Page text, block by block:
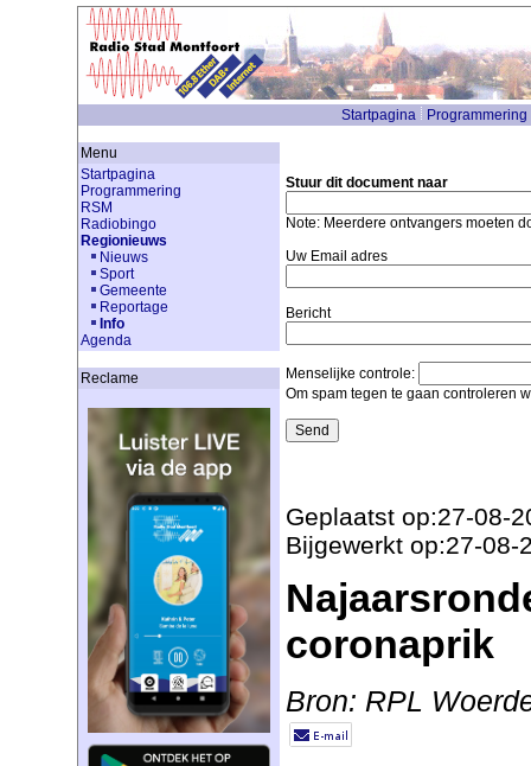
Startpagina Programmering
Menu
Startpagina
Programmering
RSM
Radiobingo
Regionieuws
Nieuws
Sport
Gemeente
Reportage
Info
Agenda
Reclame
Stuur dit document naar
Note: Meerdere ontvangers moeten
Uw Email adres
Bericht
Menselijke controle:
Om spam tegen te gaan controleren
Geplaatst op:27-08-
Bijgewerkt op:27-08-
coronaprik
Bron: RPL